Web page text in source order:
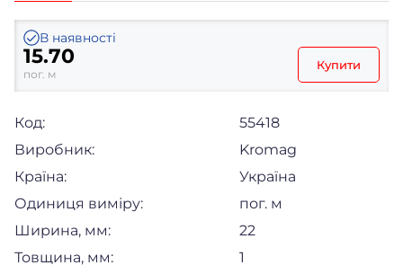
В наявності
15.70
пог. м
Купити
Код:
55418
Виробник:
Kromag
Країна:
Україна
Одиниця виміру:
пог. м
Ширина, мм:
22
Товщина, мм:
1